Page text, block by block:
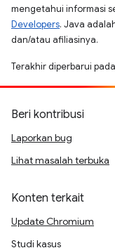
mengetahui informasi
Developers. Java
dan/atau afiliasinya.
Terakhir diperbarui
Beri kontribusi
Laporkan bug
Lihat masalah terbuka
Konten terkait
Update Chromium
Studi kasus